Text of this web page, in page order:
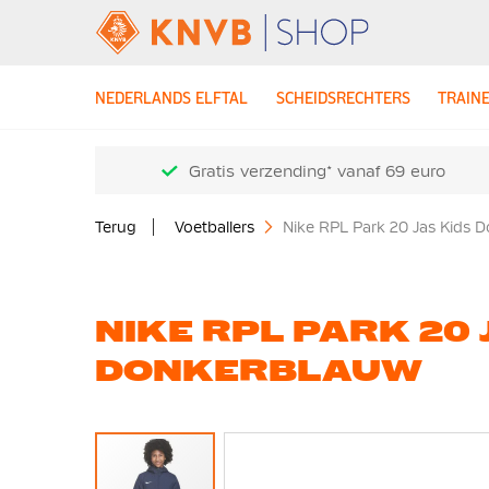
NEDERLANDS ELFTAL SCHEIDSRECHTERS
Gratis verzending* vanaf 69 euro
Terug Voetballers Nike RPL Park 20 Jas Kids
NIKE RPL PARK 20
DONKERBLAUW
Ga